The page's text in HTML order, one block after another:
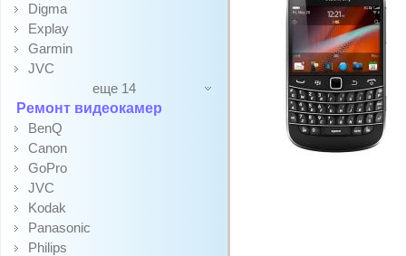
Digma
Explay
Garmin
JVC
еще 14
Ремонт видеокамер
BenQ
Canon
GoPro
JVC
Kodak
Panasonic
Philips